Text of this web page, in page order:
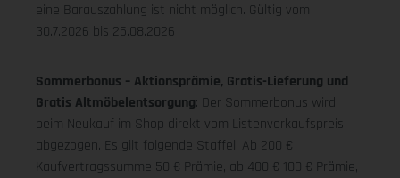
eine Barauszahlung ist nicht möglich. Gültig vom
30.7.2026 bis 25.08.2026
Sommerbonus – Aktionsprämie, Gratis-Lieferung und
Gratis Altmöbelentsorgung: Der Sommerbonus wird
beim Neukauf im Shop direkt vom Listenverkaufspreis
abgezogen. Es gilt folgende Staffel: Ab 200 €
Kaufvertragssumme 50 € Prämie, ab 400 € 100 € Prämie,